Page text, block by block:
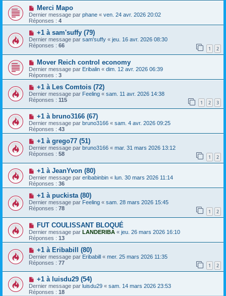
Merci Mapo
Dernier message par phane « ven. 24 avr. 2026 20:02
Réponses : 4
+1 à sam'suffy (79)
Dernier message par sam'suffy « jeu. 16 avr. 2026 08:30
Réponses : 66 1 2
Mover Reich control economy
Dernier message par Eribalin « dim. 12 avr. 2026 06:39
Réponses : 3
+1 à Les Comtois (72)
Dernier message par Feeling « sam. 11 avr. 2026 14:38
Réponses : 115 1 2 3
+1 à bruno3166 (67)
Dernier message par bruno3166 « sam. 4 avr. 2026 09:25
Réponses : 43
+1 à grego77 (51)
Dernier message par bruno3166 « mar. 31 mars 2026 13:12
Réponses : 58 1 2
+1 à JeanYvon (80)
Dernier message par eribabinbin « lun. 30 mars 2026 11:14
Réponses : 36
+1 à puckista (80)
Dernier message par Feeling « sam. 28 mars 2026 15:45
Réponses : 78 1 2
FUT COULISSANT BLOQUÉ
Dernier message par LANDERIBA « jeu. 26 mars 2026 16:10
Réponses : 13
+1 à Eribabill (80)
Dernier message par Eribabill « mer. 25 mars 2026 11:35
Réponses : 77 1 2
+1 à luisdu29 (54)
Dernier message par luisdu29 « sam. 14 mars 2026 23:53
Réponses : 18